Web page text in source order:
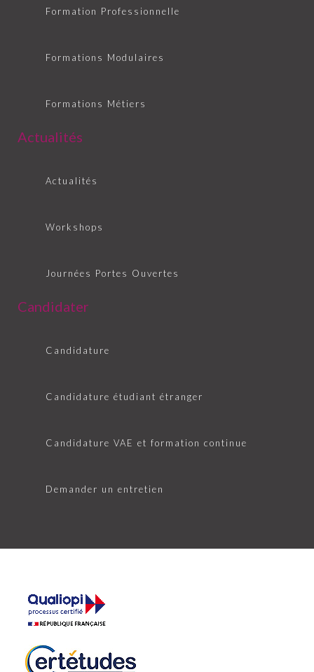
Formation Professionnelle
Formations Modulaires
Formations Métiers
Actualités
Actualités
Workshops
Journées Portes Ouvertes
Candidater
Candidature
Candidature étudiant étranger
Candidature VAE et formation continue
Demander un entretien